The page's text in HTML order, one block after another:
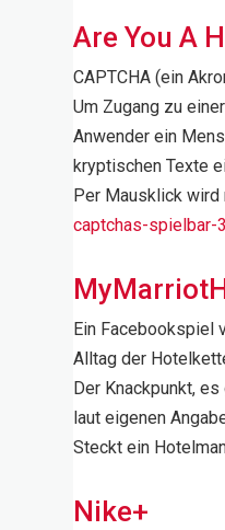
Are You A
CAPTCHA (ein
Um Zugang zu
Anwender ein
kryptischen Texte
Per Mausklick wird
captchas-spielbar-
Ein Facebookspiel
Alltag der
Der Knackpunkt,
laut eigenen
Steckt ein
Nike+